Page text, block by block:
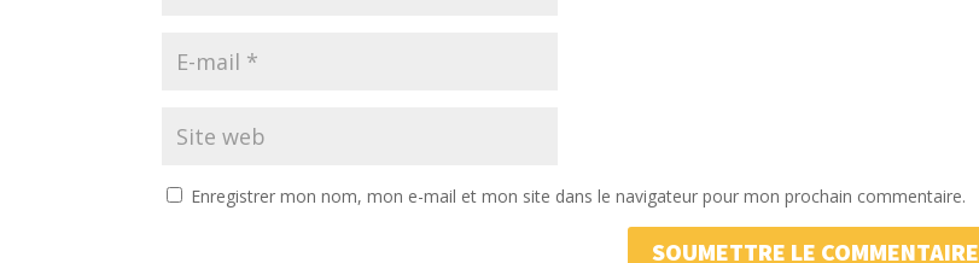
Enregistrer mon nom, mon e-mail et mon site dans le navigateur pour mon prochain commentaire.
SOUMETTRE LE COMMENTAIRE